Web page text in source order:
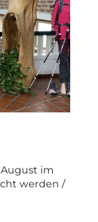
im
werden /